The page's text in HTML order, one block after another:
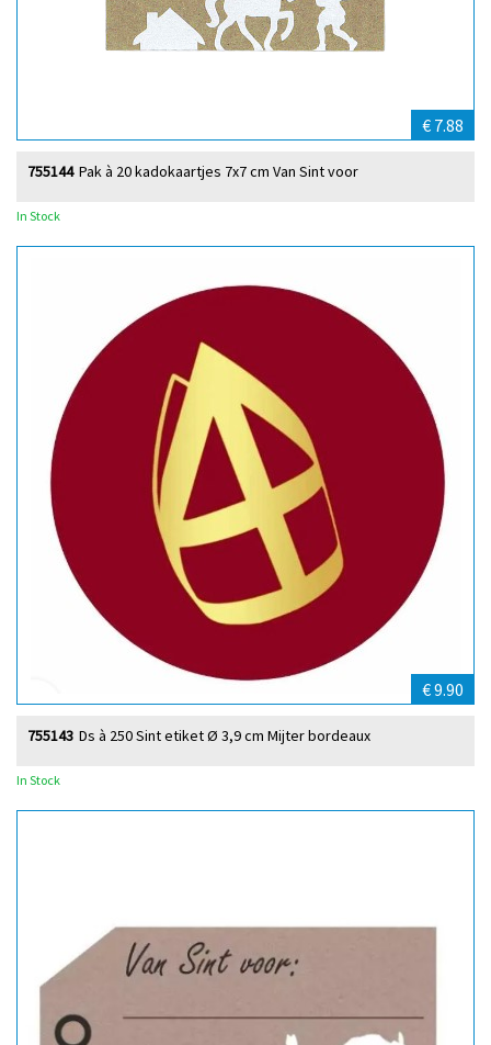
€ 7.88
Pak à 20 kadokaartjes 7x7 cm Van Sint voor
755144
In Stock
€ 9.90
Ds à 250 Sint etiket Ø 3,9 cm Mijter bordeaux
755143
In Stock